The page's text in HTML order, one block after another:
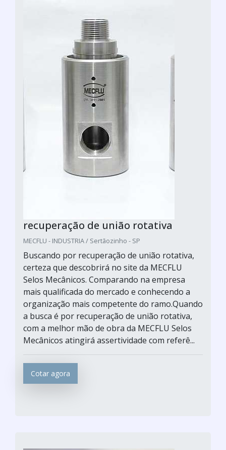
recuperação de união rotativa
MECFLU - INDUSTRIA / Sertãozinho - SP
Buscando por recuperação de união rotativa,
certeza que descobrirá no site da MECFLU
Selos Mecânicos. Comparando na empresa
mais qualificada do mercado e conhecendo a
organização mais competente do ramo.Quando
a busca é por recuperação de união rotativa,
com a melhor mão de obra da MECFLU Selos
Mecânicos atingirá assertividade com referê...
Cotar agora